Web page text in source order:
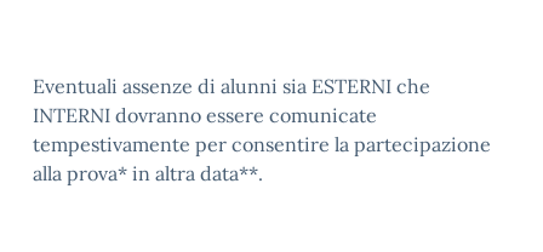
Eventuali assenze di alunni sia ESTERNI che
INTERNI dovranno essere comunicate
tempestivamente per consentire la partecipazione
alla prova* in altra data**.